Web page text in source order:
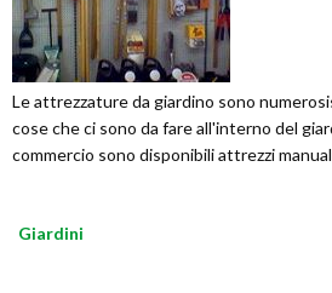
Le attrezzature da giardino sono
cose che ci sono da fare all'interno del
commercio sono disponibili attrezzi
Giardini